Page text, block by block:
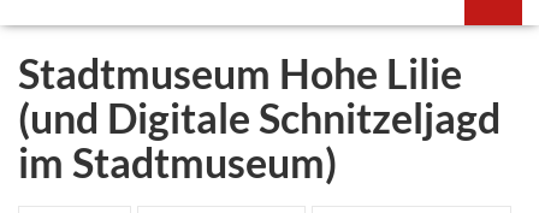
Stadtmuseum Hohe Lilie
(und Digitale Schnitzeljagd
im Stadtmuseum)